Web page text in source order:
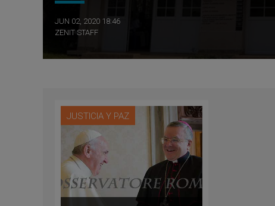
JUN 02, 2020 18:46
ZENIT STAFF
JUSTICIA Y PAZ